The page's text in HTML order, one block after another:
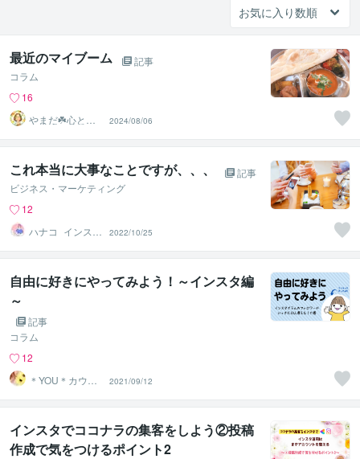
最近のマイブーム
記事
コラム
16
やまだ☘️心と頭
がスッキリ整う
サロン
2024/08/06
これ本当に大事なことですが、、、
記事
ビジネス・マーケティング
12
ハナコ_インスタ
ブランディング
の先生
2022/10/25
自由に好きにやってみよう！～インスタ編
～
記事
コラム
12
＊YOU＊カウン
セラー＆キャリ
コン
2021/09/12
インスタでココナラの集客をしよう②投稿
作成で気をつけるポイント2